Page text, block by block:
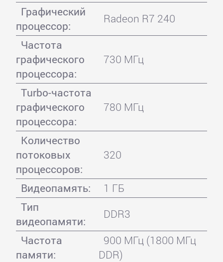
Графический
процессор:
Radeon R7 240
Частота
графического
процессора:
730 МГц
Turbo-частота
графического
процессора:
780 МГц
Количество
потоковых
процессоров:
320
Видеопамять:
1 ГБ
Тип
видеопамяти:
DDR3
Частота
памяти:
900 МГц (1800 МГц
DDR)